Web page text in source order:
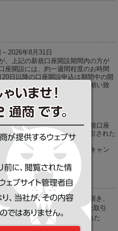
2026年8月31日
、上記の新規口座開設期間内の方が
座開設には、約一週間程度のお時間
日以降の口座開設申込は期間中の開
ので余裕を持った申込みをお願い致
9月1日AM8:59
9月1日AM8:59
ーン対象システムの口座で新規口座
規ポジション1万通貨以上取引された
設したことがあるお客様は、キャン
めご了承下さい。
】経由で新規口座開設して頂き、
新規ポジション1万通貨以上取引
用フォームよりお申込みされた